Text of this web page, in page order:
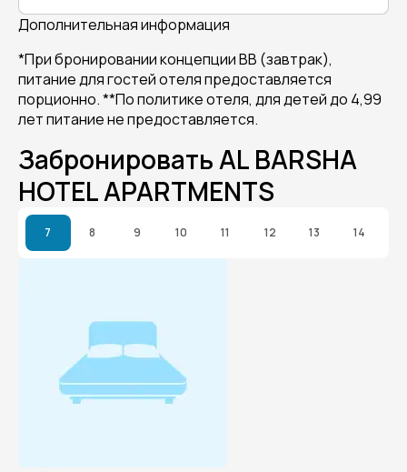
Дополнительная информация
*При бронировании концепции BB (завтрак),
питание для гостей отеля предоставляется
порционно. **По политике отеля, для детей до 4,99
лет питание не предоставляется.
Забронировать AL BARSHA
HOTEL APARTMENTS
7 8 9 10 11 12 13 14